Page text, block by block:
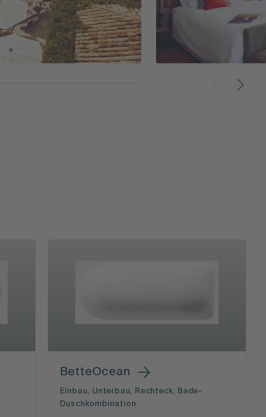
BetteOcean
Einbau, Unterbau, Rechteck, Bade-
Duschkombination